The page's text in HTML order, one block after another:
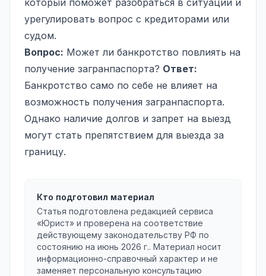
урегулировать вопрос с кредиторами или
судом.
Вопрос: Может ли банкротство повлиять на
получение загранпаспорта? Ответ:
Банкротство само по себе не влияет на
возможность получения загранпаспорта.
Однако наличие долгов и запрет на выезд
могут стать препятствием для выезда за
границу.
Кто подготовил материал
Статья подготовлена редакцией сервиса
«Юрист» и проверена на соответствие
действующему законодательству РФ по
состоянию на июнь 2026 г.. Материал носит
информационно-справочный характер и не
заменяет персональную консультацию